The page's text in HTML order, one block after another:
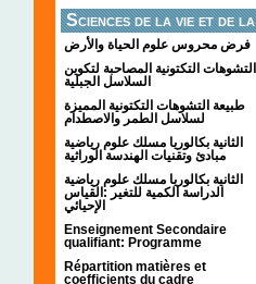
Sciences de la vie et de la
terre
فرض محروس علوم الحياة والأرض
التشوهات التكتونیة المصاحبة لتكوین
السلاسل الجبلیة
طبيعة التشوهات التكتونية المميزة
لسلاسل الطمر والاصطدام
الثانية بكالوريا مسلك علوم رياضية
مبادئ وتقنيات الهندسة الوراثية
الثانية بكالوريا مسلك علوم رياضية
الدراسة الكمية للتغير :القياس
الإحيائي
Enseignement Secondaire
qualifiant: Programme
Répartition matières et
coefficients du cadre